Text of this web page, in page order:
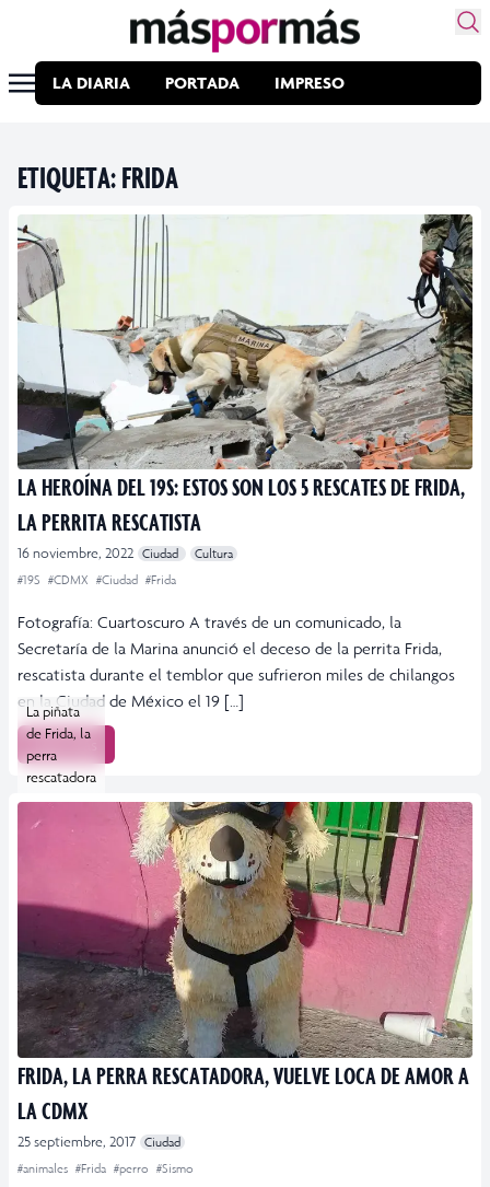
LA DIARIA PORTADA IMPRESO
ETIQUETA:FRIDA
LA HEROÍNA DEL 19S: ESTOS SON LOS 5 RESCATES DE FRIDA,
LA PERRITA RESCATISTA
16 noviembre, 2022 Ciudad
Cultura
#19S #CDMX #Ciudad #Frida
Fotografía: Cuartoscuro A través de un comunicado, la
Secretaría de la Marina anunció el deceso de la perrita Frida,
rescatista durante el temblor que sufrieron miles de chilangos
en la Ciudad de México el 19 […]
Leer más
La piñata
de Frida, la
perra
rescatadora
FRIDA, LA PERRA RESCATADORA, VUELVE LOCA DE AMOR A
LA CDMX
25 septiembre, 2017 Ciudad
#animales #Frida #perro #Sismo